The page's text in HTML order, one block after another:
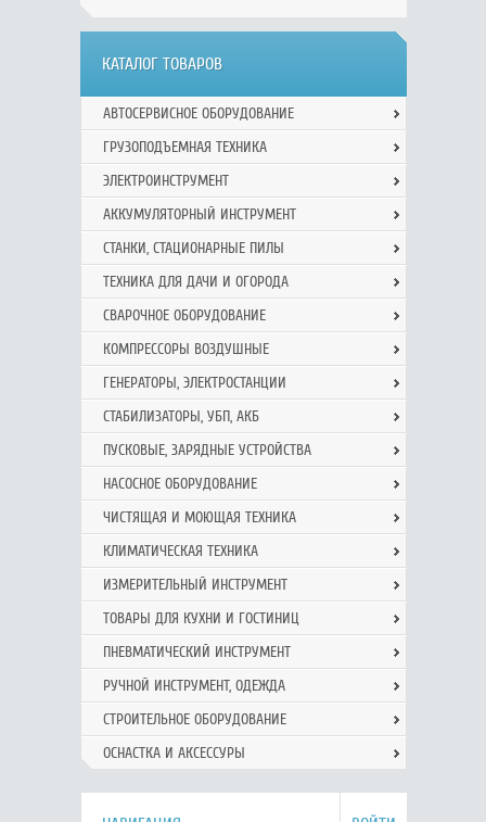
КАТАЛОГ ТОВАРОВ
АВТОСЕРВИСНОЕ ОБОРУДОВАНИЕ
ГРУЗОПОДЪЕМНАЯ ТЕХНИКА
ЭЛЕКТРОИНСТРУМЕНТ
АККУМУЛЯТОРНЫЙ ИНСТРУМЕНТ
СТАНКИ, СТАЦИОНАРНЫЕ ПИЛЫ
ТЕХНИКА ДЛЯ ДАЧИ И ОГОРОДА
СВАРОЧНОЕ ОБОРУДОВАНИЕ
КОМПРЕССОРЫ ВОЗДУШНЫЕ
ГЕНЕРАТОРЫ, ЭЛЕКТРОСТАНЦИИ
СТАБИЛИЗАТОРЫ, УБП, АКБ
ПУСКОВЫЕ, ЗАРЯДНЫЕ УСТРОЙСТВА
НАСОСНОЕ ОБОРУДОВАНИЕ
ЧИСТЯЩАЯ И МОЮЩАЯ ТЕХНИКА
КЛИМАТИЧЕСКАЯ ТЕХНИКА
ИЗМЕРИТЕЛЬНЫЙ ИНСТРУМЕНТ
ТОВАРЫ ДЛЯ КУХНИ И ГОСТИНИЦ
ПНЕВМАТИЧЕСКИЙ ИНСТРУМЕНТ
РУЧНОЙ ИНCТРУМЕНТ, ОДЕЖДА
СТРОИТЕЛЬНОЕ ОБОРУДОВАНИЕ
ОСНАСТКА И АКСЕССУРЫ